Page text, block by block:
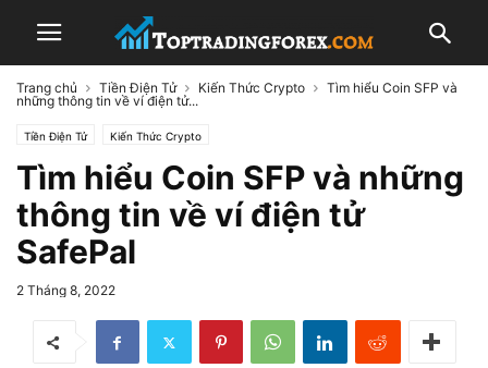
Trang chủ Tiền Điện Tử Kiến Thức Crypto
Tìm hiểu Coin SFP và
những thông tin về ví điện tử...
Tiền Điện Tử Kiến Thức Crypto
Tìm hiểu Coin SFP và những
thông tin về ví điện tử
SafePal
2 Tháng 8, 2022